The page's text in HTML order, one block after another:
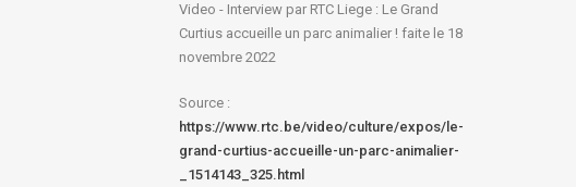
Video - Interview par RTC Liege : Le Grand
Curtius accueille un parc animalier ! faite le 18
novembre 2022
Source :
https://www.rtc.be/video/culture/expos/le-
grand-curtius-accueille-un-parc-animalier-
_1514143_325.html